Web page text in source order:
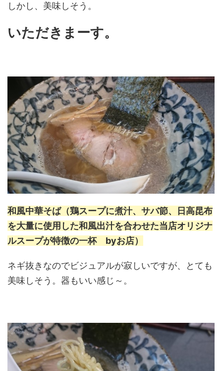
しかし、美味しそう。
いただきまーす。
和風中華そば（鶏スープに煮汁、サバ節、日高昆布
を大量に使用した和風出汁を合わせた当店オリジナ
ルスープが特徴の一杯 byお店）
ネギ抜きなのでビジュアルが寂しいですが、とても
美味しそう。器もいい感じ～。